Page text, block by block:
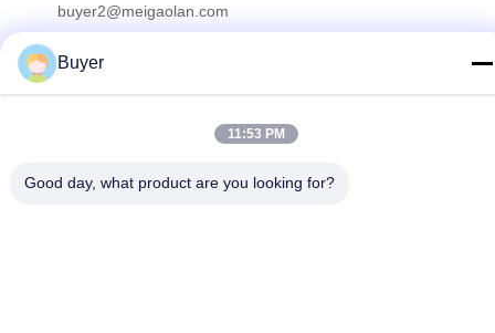
buyer2@meigaolan.com
District, Shenzhen, China
Buyer
11:53 PM
Good day, what product are you looking for?